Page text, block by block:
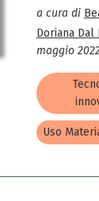
a cura di
Doriana Dal
maggio
Uso